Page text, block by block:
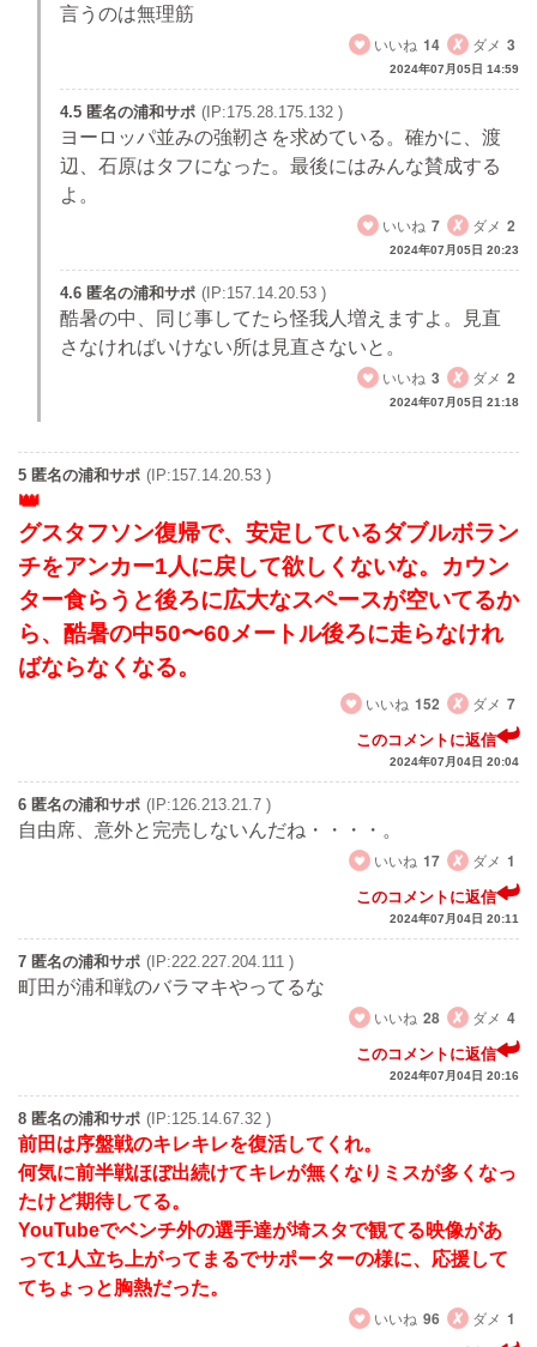
言うのは無理筋
いいね 14 ダメ 3
2024年07月05日 14:59
4.5 匿名の浦和サポ (IP:175.28.175.132 )
ヨーロッパ並みの強靭さを求めている。確かに、渡
辺、石原はタフになった。最後にはみんな賛成する
よ。
いいね 7 ダメ 2
2024年07月05日 20:23
4.6 匿名の浦和サポ (IP:157.14.20.53 )
酷暑の中、同じ事してたら怪我人増えますよ。見直
さなければいけない所は見直さないと。
いいね 3 ダメ 2
2024年07月05日 21:18
5 匿名の浦和サポ (IP:157.14.20.53 )
グスタフソン復帰で、安定しているダブルボラン
チをアンカー1人に戻して欲しくないな。カウン
ター食らうと後ろに広大なスペースが空いてるか
ら、酷暑の中50〜60メートル後ろに走らなけれ
ばならなくなる。
いいね 152 ダメ 7
このコメントに返信
2024年07月04日 20:04
6 匿名の浦和サポ (IP:126.213.21.7 )
自由席、意外と完売しないんだね・・・・。
いいね 17 ダメ 1
このコメントに返信
2024年07月04日 20:11
7 匿名の浦和サポ (IP:222.227.204.111 )
町田が浦和戦のバラマキやってるな
いいね 28 ダメ 4
このコメントに返信
2024年07月04日 20:16
8 匿名の浦和サポ (IP:125.14.67.32 )
前田は序盤戦のキレキレを復活してくれ。
何気に前半戦ほぼ出続けてキレが無くなりミスが多くなっ
たけど期待してる。
YouTubeでベンチ外の選手達が埼スタで観てる映像があ
って1人立ち上がってまるでサポーターの様に、応援して
てちょっと胸熱だった。
いいね 96 ダメ 1